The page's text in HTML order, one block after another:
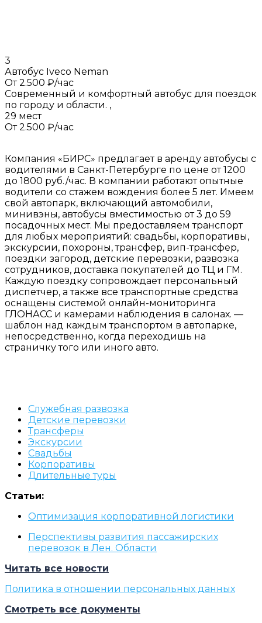
3
Автобус Iveco Neman
От 2.500 ₽/час
Современный и комфортный автобус для поездок
по городу и области. ,
29 мест
От 2.500 ₽/час
Компания «БИРС» предлагает в аренду автобусы с
водителями в Санкт-Петербурге по цене от 1200
до 1800 руб./час. В компании работают опытные
водители со стажем вождения более 5 лет. Имеем
свой автопарк, включающий автомобили,
минивэны, автобусы вместимостью от 3 до 59
посадочных мест. Мы предоставляем транспорт
для любых мероприятий: свадьбы, корпоративы,
экскурсии, похороны, трансфер, вип-трансфер,
поездки загород, детские перевозки, развозка
сотрудников, доставка покупателей до ТЦ и ГМ.
Каждую поездку сопровождает персональный
диспетчер, а также все транспортные средства
оснащены системой онлайн-мониторинга
ГЛОНАСС и камерами наблюдения в салонах. —
шаблон над каждым транспортом в автопарке,
непосредственно, когда переходишь на
страничку того или иного авто.
Служебная развозка
Детские перевозки
Трансферы
Экскурсии
Свадьбы
Корпоративы
Длительные туры
Статьи:
Оптимизация корпоративной логистики
Перспективы развития пассажирских
перевозок в Лен. Области
Читать все новости
Политика в отношении персональных данных
Смотреть все документы